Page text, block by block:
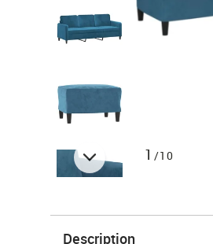
1 /10
Description